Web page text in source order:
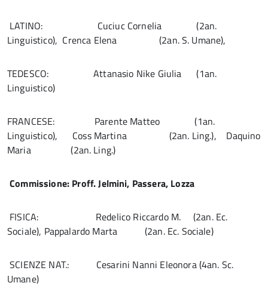
LATINO: Cuciuc Cornelia (2an.
Linguistico), Crenca Elena (2an. S. Umane),
TEDESCO: Attanasio Nike Giulia (1an.
Linguistico)
FRANCESE: Parente Matteo (1an.
Linguistico), Coss Martina (2an. Ling.), Daquino
Maria (2an. Ling.)
Commissione: Proff. Jelmini, Passera, Lozza
FISICA: Redelico Riccardo M. (2an. Ec.
Sociale), Pappalardo Marta (2an. Ec. Sociale)
SCIENZE NAT.: Cesarini Nanni Eleonora (4an. Sc.
Umane)